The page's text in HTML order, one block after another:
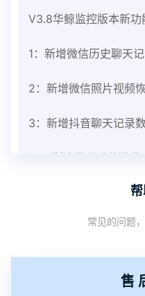
V3.8华鲸监控版本新功
1：新增微信历史聊天
2：新增微信照片视频
3：新增抖音聊天记录
1：优化监控终端从当
机设备响应慢问题
常见的问题
售